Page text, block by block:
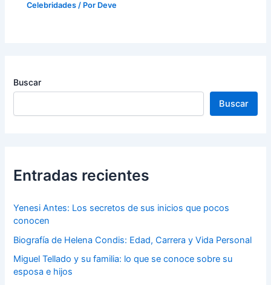
Celebridades / Por Deve
Buscar
Buscar
Entradas recientes
Yenesi Antes: Los secretos de sus inicios que pocos
conocen
Biografía de Helena Condis: Edad, Carrera y Vida Personal
Miguel Tellado y su familia: lo que se conoce sobre su
esposa e hijos